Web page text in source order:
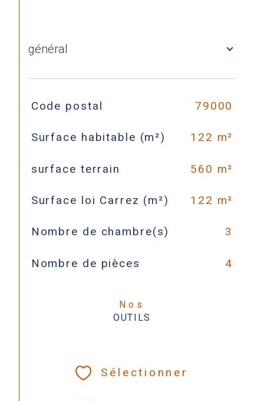
général
TRAD_SIROCCO_Caracteristique Valeurs
Code postal 79000
Surface habitable (m²) 122 m²
surface terrain 560 m²
Surface loi Carrez (m²) 122 m²
Nombre de chambre(s) 3
Nombre de pièces 4
Nos
OUTILS
Sélectionner